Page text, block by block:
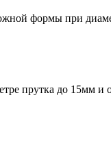
формы при
прутка до